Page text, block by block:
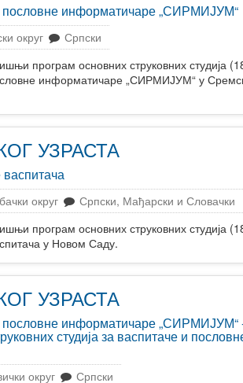
пословне информатичаре „СИРМИЈУМ“
округ
Српски
програм основних струковних студија
информатичаре „СИРМИЈУМ“ у
УЗРАСТА
округ
Српски, Мађарски и Словачки
програм основних струковних студија
у Новом Саду.
УЗРАСТА
пословне информатичаре „СИРМИЈУМ“
студија за васпитаче и
округ
Српски